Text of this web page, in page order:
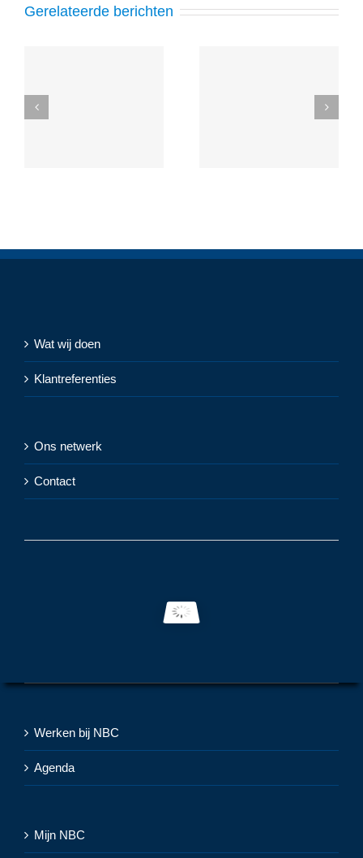
Gerelateerde berichten
Wat wij doen
Klantreferenties
Ons netwerk
Contact
Werken bij NBC
Agenda
Mijn NBC